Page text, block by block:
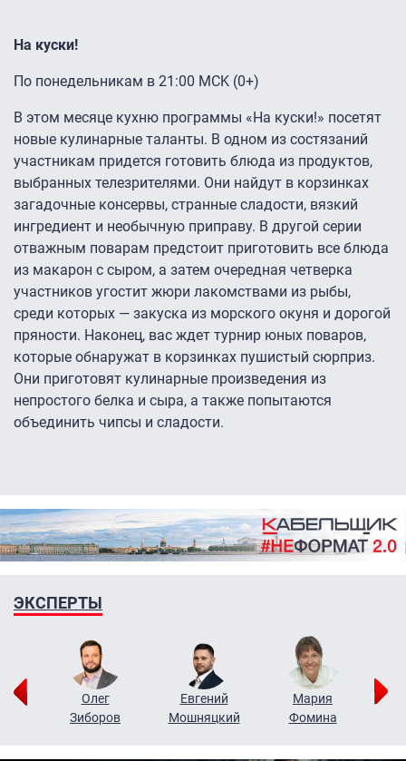
На куски!
По понедельникам в 21:00 MCK (0+)
В этом месяце кухню программы «На куски!» посетят
новые кулинарные таланты. В одном из состязаний
участникам придется готовить блюда из продуктов,
выбранных телезрителями. Они найдут в корзинках
загадочные консервы, странные сладости, вязкий
ингредиент и необычную приправу. В другой серии
отважным поварам предстоит приготовить все блюда
из макарон с сыром, а затем очередная четверка
участников угостит жюри лакомствами из рыбы,
среди которых — закуска из морского окуня и дорогой
пряности. Наконец, вас ждет турнир юных поваров,
которые обнаружат в корзинках пушистый сюрприз.
Они приготовят кулинарные произведения из
непростого белка и сыра, а также попытаются
объединить чипсы и сладости.
ЭКСПЕРТЫ
Олег
Зиборов
Евгений
Мошняцкий
Мария
Фомина